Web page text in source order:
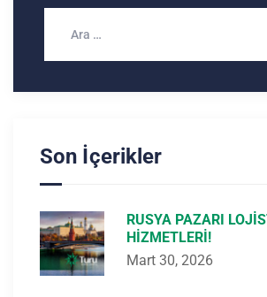
Son İçerikler
RUSYA PAZARI
HIZMETLERI!
Mart 30, 2026